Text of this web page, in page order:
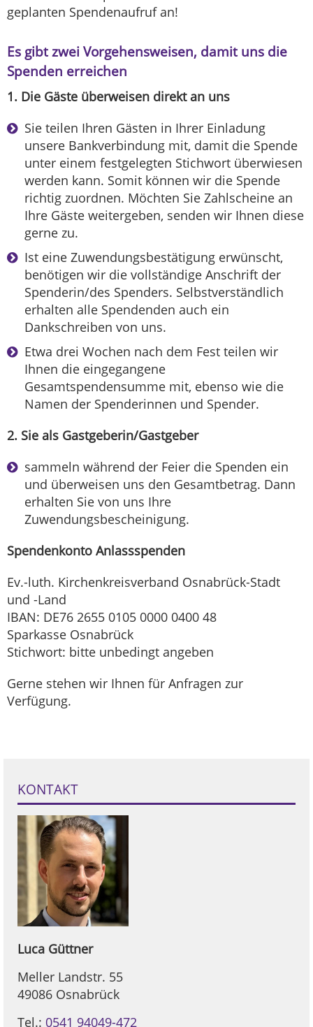
geplanten Spendenaufruf an!
Es gibt zwei Vorgehensweisen, damit uns die
Spenden erreichen
1. Die Gäste überweisen direkt an uns
Sie teilen Ihren Gästen in Ihrer Einladung
unsere Bankverbindung mit, damit die Spende
unter einem festgelegten Stichwort überwiesen
werden kann. Somit können wir die Spende
richtig zuordnen. Möchten Sie Zahlscheine an
Ihre Gäste weitergeben, senden wir Ihnen diese
gerne zu.
Ist eine Zuwendungsbestätigung erwünscht,
benötigen wir die vollständige Anschrift der
Spenderin/des Spenders. Selbstverständlich
erhalten alle Spendenden auch ein
Dankschreiben von uns.
Etwa drei Wochen nach dem Fest teilen wir
Ihnen die eingegangene
Gesamtspendensumme mit, ebenso wie die
Namen der Spenderinnen und Spender.
2. Sie als Gastgeberin/Gastgeber
sammeln während der Feier die Spenden ein
und überweisen uns den Gesamtbetrag. Dann
erhalten Sie von uns Ihre
Zuwendungsbescheinigung.
Spendenkonto Anlassspenden
Ev.-luth. Kirchenkreisverband Osnabrück-Stadt
und -Land
IBAN: DE76 2655 0105 0000 0400 48
Sparkasse Osnabrück
Stichwort: bitte unbedingt angeben
Gerne stehen wir Ihnen für Anfragen zur
Verfügung.
KONTAKT
Luca Güttner
Meller Landstr. 55
49086 Osnabrück
Tel.: 0541 94049-472